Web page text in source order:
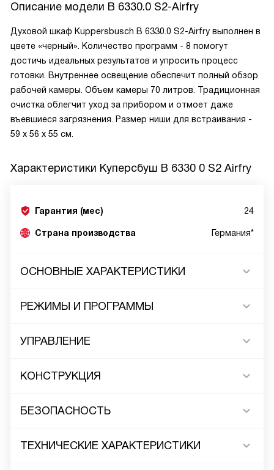
Описание модели B 6330.0 S2-Airfry
Духовой шкаф Kuppersbusch B 6330.0 S2-Airfry выполнен в
цвете «черный». Количество программ - 8 помогут
достичь идеальных результатов и упросить процесс
готовки. Внутреннее освещение обеспечит полный обзор
рабочей камеры. Объем камеры 70 литров. Традиционная
очистка облегчит уход за прибором и отмоет даже
въевшиеся загрязнения. Размер ниши для встраивания -
59 х 56 х 55 см.
Характеристики Куперсбуш B 6330 0 S2 Airfry
Гарантия (мес) 24
Страна производства Германия*
ОСНОВНЫЕ ХАРАКТЕРИСТИКИ
РЕЖИМЫ И ПРОГРАММЫ
УПРАВЛЕНИЕ
КОНСТРУКЦИЯ
БЕЗОПАСНОСТЬ
ТЕХНИЧЕСКИЕ ХАРАКТЕРИСТИКИ